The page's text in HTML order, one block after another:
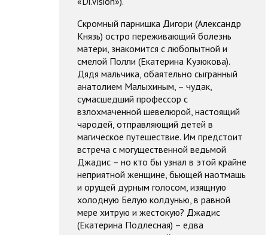
Скромный парнишка Дигори (Александр
Князь) остро переживающий болезнь
матери, знакомится с любопытной и
смелой Полли (Екатерина Кузюкова).
Дядя мальчика, обаятельно сыгранный
анатолием Малыхиным, – чудак,
сумасшедший профессор с
взлохмаченной шевелюрой, настоящий
чародей, отправляющий детей в
магическое путешествие. Им предстоит
встреча с могущественной ведьмой
Джадис – но кто бы узнал в этой крайне
неприятной женщине, бьющей наотмашь
и орущей дурным голосом, изящную
холодную Белую колдунью, в равной
мере хитрую и жестокую? Джадис
(Екатерина Подлесная) – едва